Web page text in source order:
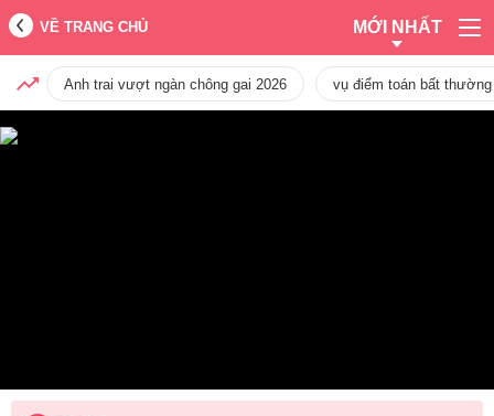
VỀ TRANG CHỦ MỚI NHẤT
Anh trai vượt ngàn chông gai 2026 vụ điểm toán bất